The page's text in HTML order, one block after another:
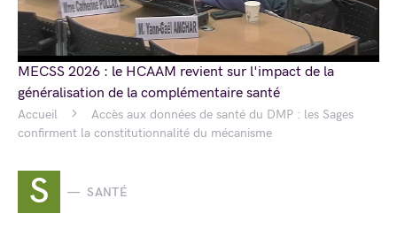
Accueil
Accès aux données de santé du DMP : les Sages
confirment la constitutionnalité du mécanisme
S SANTÉ
MECSS 2026 : le HCAAM revient sur l'impact de la
généralisation de la complémentaire santé